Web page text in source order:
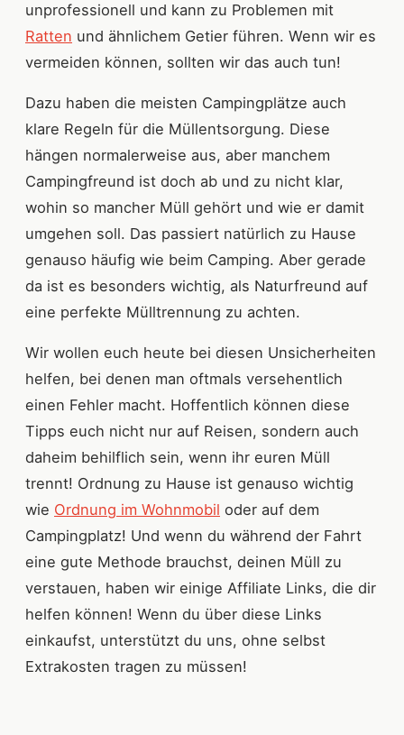
unprofessionell und kann zu Problemen mit
Ratten und ähnlichem Getier führen. Wenn wir es
vermeiden können, sollten wir das auch tun!
Dazu haben die meisten Campingplätze auch
klare Regeln für die Müllentsorgung. Diese
hängen normalerweise aus, aber manchem
Campingfreund ist doch ab und zu nicht klar,
wohin so mancher Müll gehört und wie er damit
umgehen soll. Das passiert natürlich zu Hause
genauso häufig wie beim Camping. Aber gerade
da ist es besonders wichtig, als Naturfreund auf
eine perfekte Mülltrennung zu achten.
Wir wollen euch heute bei diesen Unsicherheiten
helfen, bei denen man oftmals versehentlich
einen Fehler macht. Hoffentlich können diese
Tipps euch nicht nur auf Reisen, sondern auch
daheim behilflich sein, wenn ihr euren Müll
trennt! Ordnung zu Hause ist genauso wichtig
wie Ordnung im Wohnmobil oder auf dem
Campingplatz! Und wenn du während der Fahrt
eine gute Methode brauchst, deinen Müll zu
verstauen, haben wir einige Affiliate Links, die dir
helfen können! Wenn du über diese Links
einkaufst, unterstützt du uns, ohne selbst
Extrakosten tragen zu müssen!